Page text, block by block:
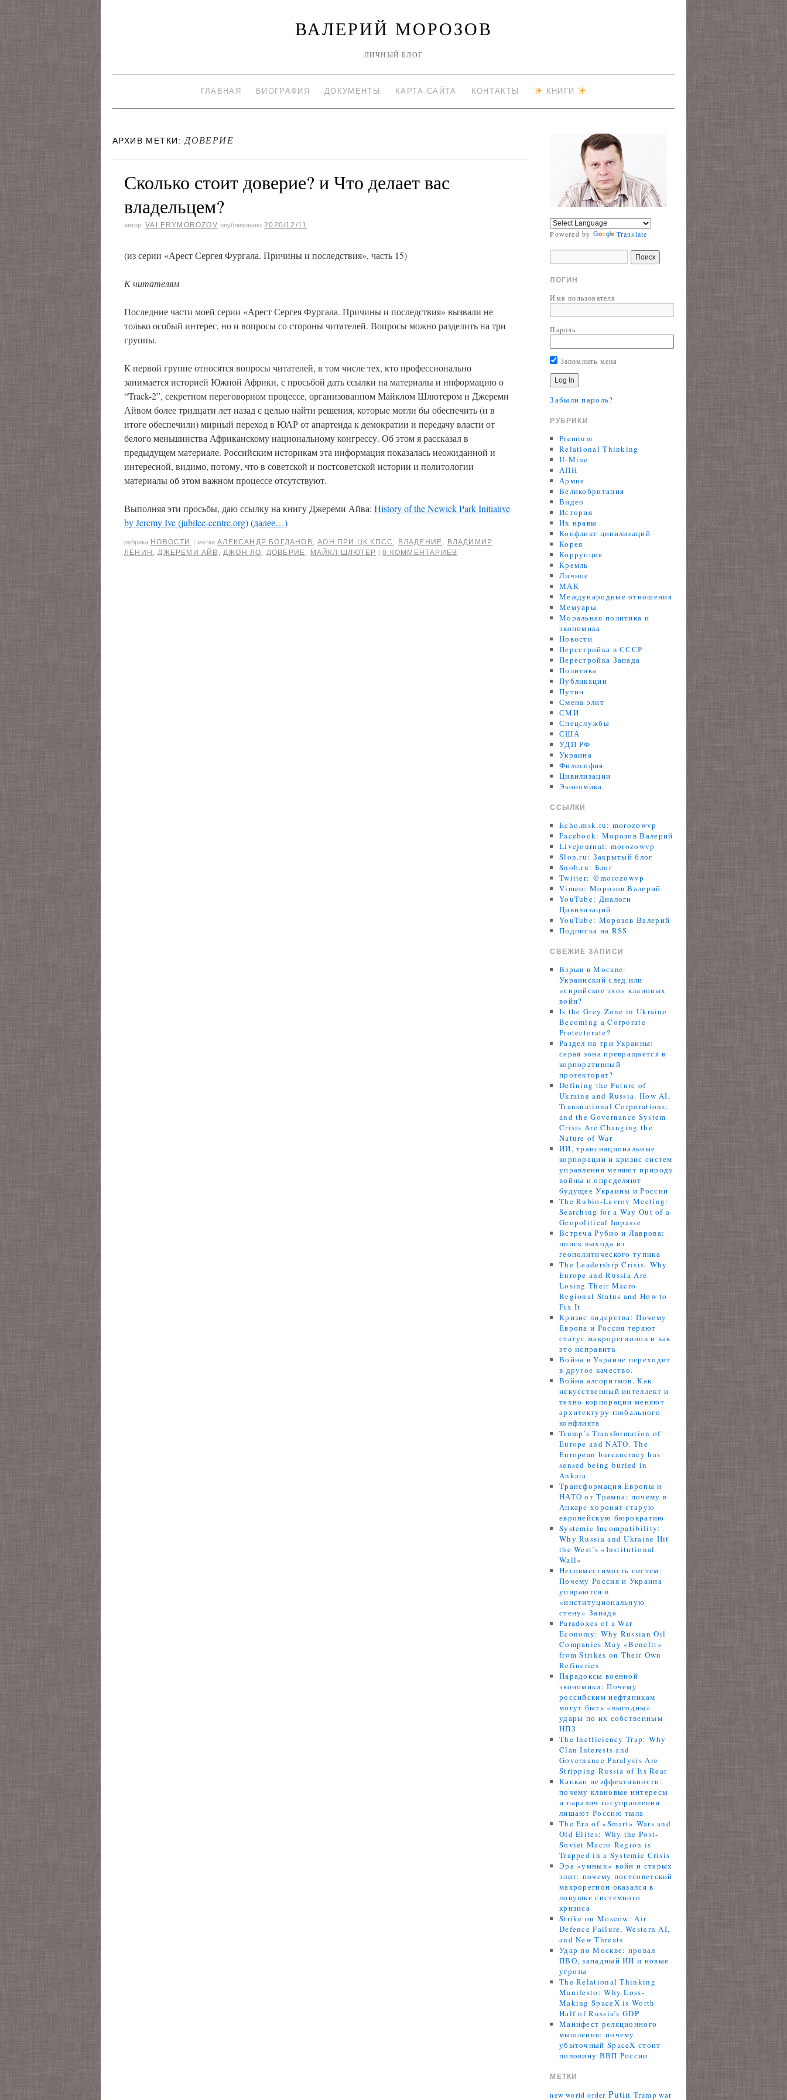
ВАЛЕРИЙ МОРОЗОВ
ЛИЧНЫЙ БЛОГ
ГЛАВНАЯ БИОГРАФИЯ ДОКУМЕНТЫ КАРТА САЙТА КОНТАКТЫ КНИГИ
АРХИВ МЕТКИ: ДОВЕРИЕ
Сколько стоит доверие? и Что делает вас
владельцем?
автор: VALERYMOROZOV опубликовано 2020/12/11
(из серии «Арест Сергея Фургала. Причины и последствия», часть 15)
К читателям
Последние части моей серии «Арест Сергея Фургала. Причины и последствия» вызвали не
только особый интерес, но и вопросы со стороны читателей. Вопросы можно разделить на три
группы.
К первой группе относятся вопросы читателей, в том числе тех, кто профессионально
занимается историей Южной Африки, с просьбой дать ссылки на материалы и информацию о
“Track-2”, секретном переговорном процессе, организованном Майклом Шлютером и Джереми
Айвом более тридцати лет назад с целью найти решения, которые могли бы обеспечить (и в
итоге обеспечили) мирный переход в ЮАР от апартеида к демократии и передачу власти от
белого меньшинства Африканскому национальному конгрессу. Об этом я рассказал в
предыдущем материале. Российским историкам эта информация показалась неожиданной и
интересной, видимо, потому, что в советской и постсоветской истории и политологии
материалы об этом важном процессе отсутствуют.
Выполняя эти просьбы, даю ссылку на книгу Джереми Айва: History of the Newick Park Initiative
by Jeremy Ive (jubilee-centre.org)(далее…)
рубрика НОВОСТИ | метки АЛЕКСАНДР БОГДАНОВ,АОН ПРИ ЦК КПСС , ВЛАДЕНИЕ, ВЛАДИМИР
ЛЕНИН ,ДЖЕРЕМИ АЙВ ,ДЖОН ЛО, ДОВЕРИЕ, МАЙКЛ ШЛЮТЕР | 0 КОММЕНТАРИЕВ
Powered by Translate
ЛОГИН
Имя пользователя
Пароль
Запомнить меня
Забыли пароль?
РУБРИКИ
Premium
Relational Thinking
U-Mine
АПН
Армия
Великобритания
Видео
История
Их нравы
Конфликт цивилизаций
Корея
Коррупция
Кремль
Личное
МАК
Международные отношения
Мемуары
Моральная политика и
экономика
Новости
Перестройка в СССР
Перестройка Запада
Политика
Публикации
Путин
Смена элит
СМИ
Спецслужбы
США
УДП РФ
Украина
Философия
Цивилизации
Экономика
ССЫЛКИ
Echo.msk.ru: morozowvp
Facebook: Морозов Валерий
Livejournal: morozowvp
Slon.ru: Закрытый блог
Snob.ru: Блог
Twitter: @morozowvp
Vimeo: Морозов Валерий
YouTube: Диалоги
Цивилизаций
YouTube: Морозов Валерий
Подписка на RSS
СВЕЖИЕ ЗАПИСИ
Взрыв в Москве:
Украинский след или
«сирийское эхо» клановых
войн?
Is the Grey Zone in Ukraine
Becoming a Corporate
Protectorate?
Раздел на три Украины:
серая зона превращается в
корпоративный
протекторат?
Defining the Future of
Ukraine and Russia. How AI,
Transnational Corporations,
and the Governance System
Crisis Are Changing the
Nature of War
ИИ, транснациональные
корпорации и кризис систем
управления меняют природу
войны и определяют
будущее Украины и России
The Rubio-Lavrov Meeting:
Searching for a Way Out of a
Geopolitical Impasse
Встреча Рубио и Лаврова:
поиск выхода из
геополитического тупика
The Leadership Crisis: Why
Europe and Russia Are
Losing Their Macro-
Regional Status and How to
Fix It
Кризис лидерства: Почему
Европа и Россия теряют
статус макрорегионов и как
это исправить
Война в Украине переходит
в другое качество.
Война алгоритмов. Как
искусственный интеллект и
техно-корпорации меняют
архитектуру глобального
конфликта
Trump’s Transformation of
Europe and NATO. The
European bureaucracy has
sensed being buried in
Ankara
Трансформация Европы и
НАТО от Трампа: почему в
Анкаре хоронят старую
европейскую бюрократию
Systemic Incompatibility:
Why Russia and Ukraine Hit
the West’s «Institutional
Wall»
Несовместимость систем:
Почему Россия и Украина
упираются в
«институциональную
стену» Запада
Paradoxes of a War
Economy: Why Russian Oil
Companies May «Benefit»
from Strikes on Their Own
Refineries
Парадоксы военной
экономики: Почему
российским нефтяникам
могут быть «выгодны»
удары по их собственным
НПЗ
The Inefficiency Trap: Why
Clan Interests and
Governance Paralysis Are
Stripping Russia of Its Rear
Капкан неэффективности:
почему клановые интересы
и паралич госуправления
лишают Россию тыла
The Era of «Smart» Wars and
Old Elites: Why the Post-
Soviet Macro-Region is
Trapped in a Systemic Crisis
Эра «умных» войн и старых
элит: почему постсоветский
макрорегион оказался в
ловушке системного
кризиса
Strike on Moscow: Air
Defence Failure, Western AI,
and New Threats
Удар по Москве: провал
ПВО, западный ИИ и новые
угрозы
The Relational Thinking
Manifesto: Why Loss-
Making SpaceX is Worth
Half of Russia’s GDP
Манифест реляционного
мышления: почему
убыточный SpaceX стоит
половину ВВП России
МЕТКИ
new world order Putin Trump war